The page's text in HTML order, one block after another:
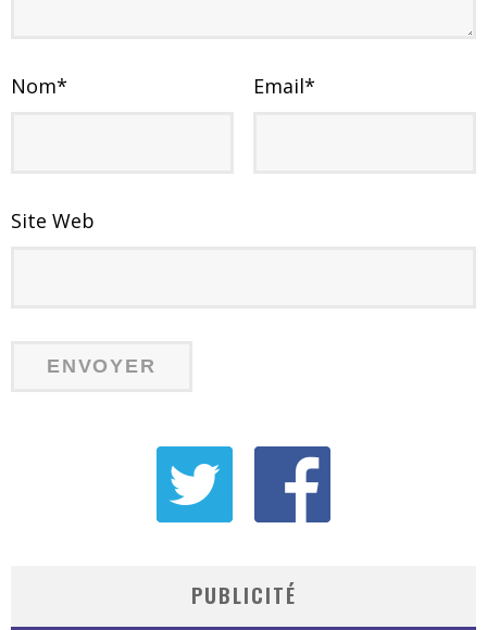
Nom* Email*
Site Web
PUBLICITÉ